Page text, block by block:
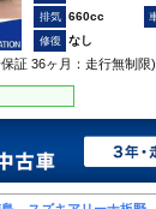
660cc
なし
証 36ヶ月：走行無制限)